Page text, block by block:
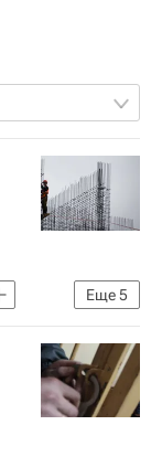
Еще5